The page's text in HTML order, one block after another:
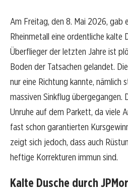
Am Freitag, den 8. Mai 2026, gab
Rheinmetall eine ordentliche kalte
Überflieger der letzten Jahre ist
Boden der Tatsachen gelandet.
nur eine Richtung kannte, nämlich
massiven Sinkflug übergegangen.
Unruhe auf dem Parkett, da viele
fast schon garantierten
zeigt sich jedoch, dass auch
heftige Korrekturen immun sind.
Kalte Dusche durch